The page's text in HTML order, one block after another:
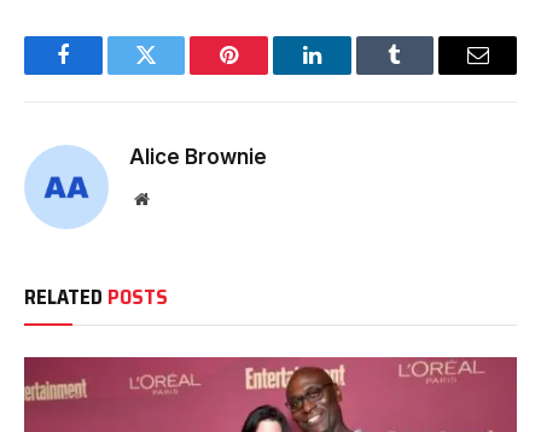
FacebookTwitter Pinterest LinkedInTumblr Email
Alice Brownie
Website
RELATED POSTS